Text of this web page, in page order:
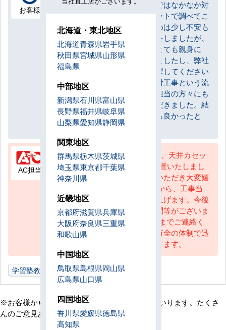
お客様
いたため、地元の電気屋さんではなかなか対
応いただけなかったため、ネットで調べてこ
ちらにたどり着きました。初めは少し不安も
ありつつメールで問い合わせをしましたが、
営業の方にはメールや電話でとても親身に
なって相談に乗っていただきましたし、弊社
の要望に沿った機種もすぐに探してください
ました。現地調査⇒契約⇒取付工事という流
れもとてもスムーズで、工事担当の方々にも
とても丁寧に作業をしていただきました。結
果的にこちらに依頼してとても良かったと
思っております。
AC担当
ビル用マルチ 室外機 4馬力 1式、天井カセッ
ト形4方向吹出 室内機 3式を設置いたしまし
た。この度は満点のご評価をいただき大変嬉
しく思います。 お打合せ段階から、工事当
日のご協力に改めて御礼申し上げます。今後
お使い頂く中で、不具合や疑問等がございま
したら、エアコンセンターACまでご連絡く
ださい。アフターサービスも万全の体制で迅
速丁寧に対応させて頂いております。
学習塾教室 千葉県
※お客様からの貴重なご意見は随時更新してまいります。たくさ
んのご意見ありがとうございました。
北海道・東北地区
北海道青森県岩手県
秋田県宮城県山形県
福島県
中部地区
新潟県石川県富山県
長野県福井県岐阜県
山梨県愛知県静岡県
関東地区
群馬県栃木県茨城県
埼玉県東京都千葉県
神奈川県
近畿地区
京都府滋賀県兵庫県
大阪府奈良県三重県
和歌山県
中国地区
鳥取県島根県岡山県
広島県山口県
四国地区
香川県愛媛県徳島県
高知県